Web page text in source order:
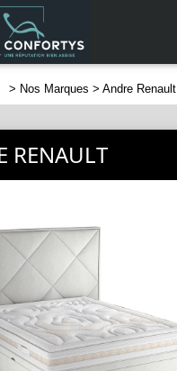
> Nos Marques > Andre Renault
RENAULT